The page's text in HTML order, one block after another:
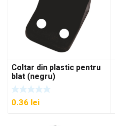
Coltar din plastic pentru
blat (negru)
0.36 lei